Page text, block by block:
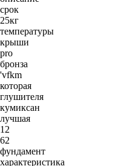
срок
25кг
температуры
крыши
pro
бронза
'vfkm
которая
глушителя
кумиксан
лучшая
12
62
фундамент
характеристика